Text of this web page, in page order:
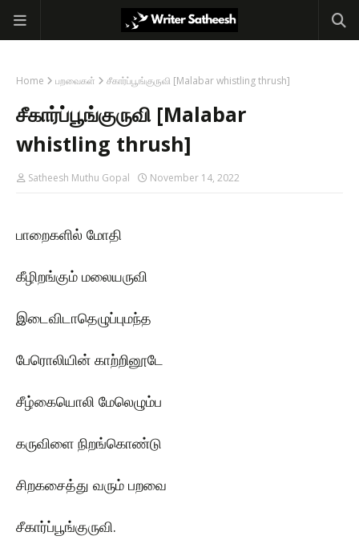
Home பறவைகள் சீகார்ப்பூங்குருவி [Malabar whistling thrush]
சீகார்ப்பூங்குருவி [Malabar
whistling thrush]
Satheesh Muthu Gopal November 14, 2022
பாறைகளில் மோதி
கீழிறங்கும் மலையருவி
இடைவிடாதெழுப்புமந்த
பேரொலியின் காற்றினூடே
சீழ்கையொலி மேலெழும்ப
கருவிளை நிறங்கொண்டு
சிறகசைத்து வரும் பறவை
சீகார்ப்பூங்குருவி.